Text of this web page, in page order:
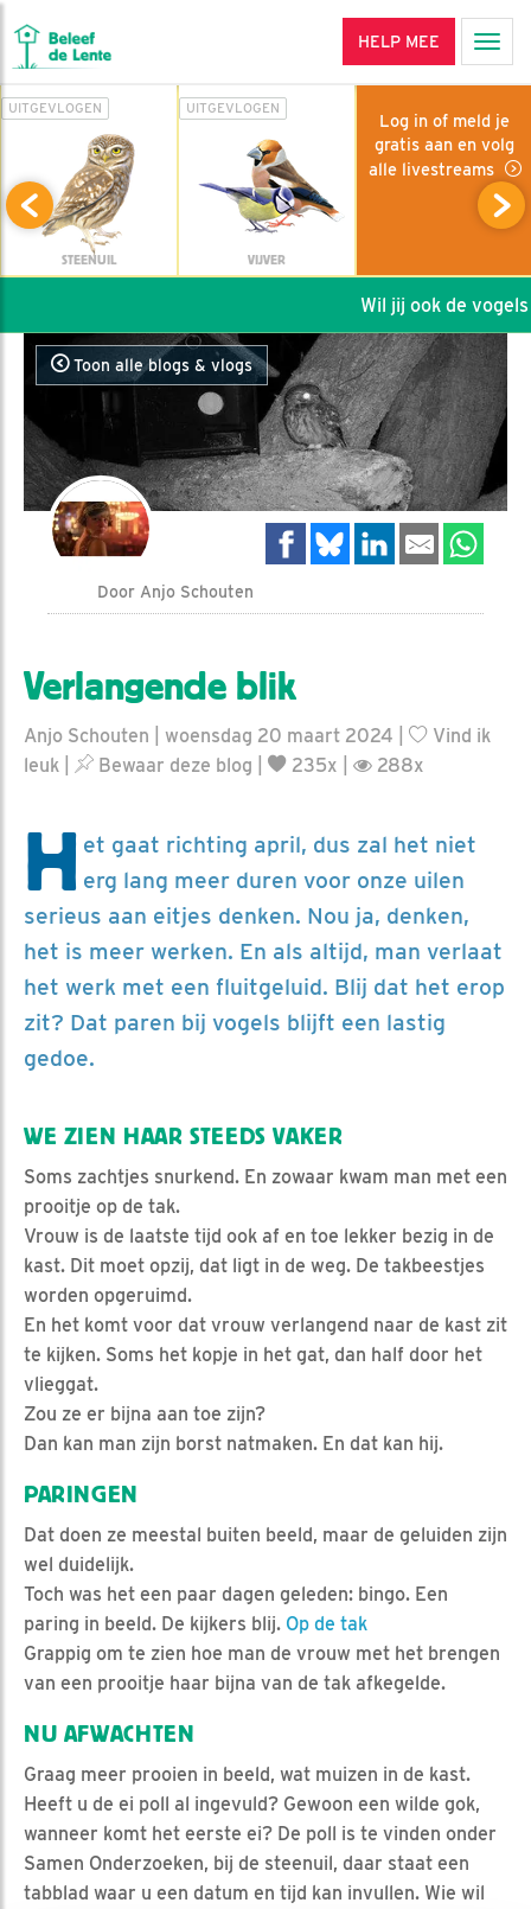
HELP MEE
UITGEVLOGEN
STEENUIL
UITGEVLOGEN
VIJVER
Log in of meld je
gratis aan en volg
alle livestreams
Wil jij ook de
Toon alle blogs & vlogs
Door Anjo Schouten
Verlangende blik
Anjo Schouten | woensdag 20 maart 2024 |
Vind ik
leuk
Bewaar deze blog 235x | 288x
H et gaat richting april, dus zal het niet
erg lang meer duren voor onze uilen
serieus aan eitjes denken. Nou ja, denken,
het is meer werken. En als altijd, man verlaat
het werk met een fluitgeluid. Blij dat het erop
zit? Dat paren bij vogels blijft een lastig
gedoe.
WE ZIEN HAAR STEEDS VAKER
Soms zachtjes snurkend. En zowaar kwam man met een
prooitje op de tak.
Vrouw is de laatste tijd ook af en toe lekker bezig in de
kast. Dit moet opzij, dat ligt in de weg. De takbeestjes
worden opgeruimd.
En het komt voor dat vrouw verlangend naar de kast zit
te kijken. Soms het kopje in het gat, dan half door het
vlieggat.
Zou ze er bijna aan toe zijn?
Dan kan man zijn borst natmaken. En dat kan hij.
PARINGEN
Dat doen ze meestal buiten beeld, maar de geluiden zijn
wel duidelijk.
Toch was het een paar dagen geleden: bingo. Een
paring in beeld. De kijkers blij. Op de tak
Grappig om te zien hoe man de vrouw met het brengen
van een prooitje haar bijna van de tak afkegelde.
NU AFWACHTEN
Graag meer prooien in beeld, wat muizen in de kast.
Heeft u de ei poll al ingevuld? Gewoon een wilde gok,
wanneer komt het eerste ei? De poll is te vinden onder
Samen Onderzoeken, bij de steenuil, daar staat een
tabblad waar u een datum en tijd kan invullen. Wie wil